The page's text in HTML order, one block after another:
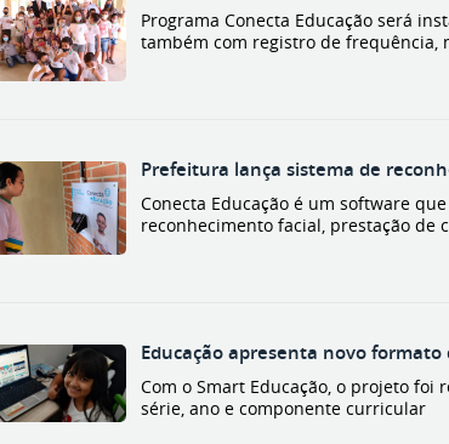
Programa Conecta Educação será
também com registro de frequência,
Prefeitura lança sistema de
Conecta Educação é um software
reconhecimento facial, prestação de
Educação apresenta novo formato
Com o Smart Educação, o projeto
série, ano e componente curricular